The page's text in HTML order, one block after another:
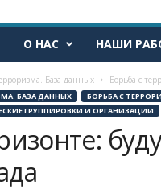
О НАС НАШИ
База данных Борьба с
БАЗА ДАННЫХ БОРЬБА С
ГРУППИРОВКИ И ОРГАНИЗАЦИИ